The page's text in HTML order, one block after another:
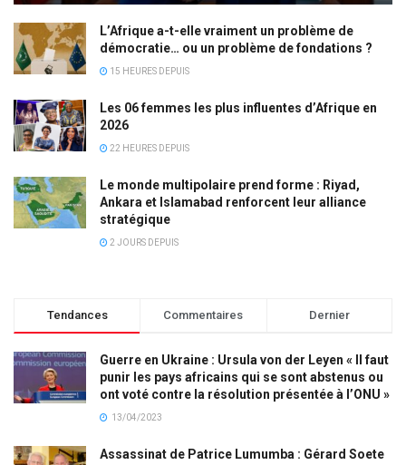
L’Afrique a-t-elle vraiment un problème de
démocratie… ou un problème de fondations ?
15 HEURES DEPUIS
Les 06 femmes les plus influentes d’Afrique en
2026
22 HEURES DEPUIS
Le monde multipolaire prend forme : Riyad,
Ankara et Islamabad renforcent leur alliance
stratégique
2 JOURS DEPUIS
Tendances Commentaires Dernier
Guerre en Ukraine : Ursula von der Leyen « Il faut
punir les pays africains qui se sont abstenus ou
ont voté contre la résolution présentée à l’ONU »
13/04/2023
Assassinat de Patrice Lumumba : Gérard Soete